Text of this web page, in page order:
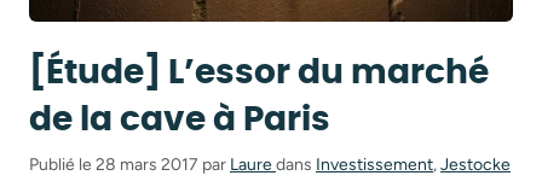
[Étude] L’essor du marché
de la cave à Paris
Publié le 28 mars 2017 par Lauredans Investissement,Jestocke